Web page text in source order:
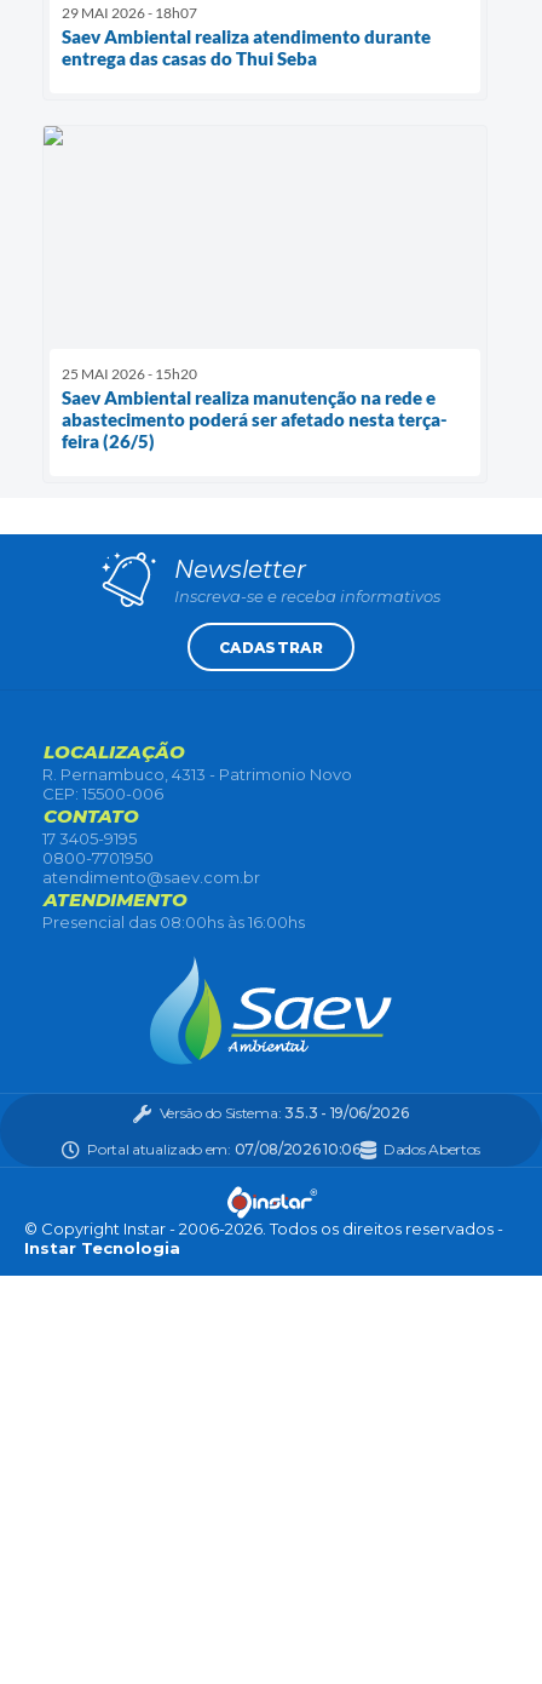
29 MAI 2026 - 18h07
Saev Ambiental realiza atendimento durante
entrega das casas do Thui Seba
25 MAI 2026 - 15h20
Saev Ambiental realiza manutenção na rede e
abastecimento poderá ser afetado nesta terça-
feira (26/5)
Newsletter
Inscreva-se e receba informativos
CADASTRAR
LOCALIZAÇÃO
R. Pernambuco, 4313 - Patrimonio Novo
CEP: 15500-006
CONTATO
17 3405-9195
0800-7701950
atendimento@saev.com.br
ATENDIMENTO
Presencial das 08:00hs às 16:00hs
Versão do Sistema: 3.5.3 - 19/06/2026
Portal atualizado em: 07/08/2026 10:06 Dados Abertos
© Copyright Instar - 2006-2026. Todos os direitos reservados -
Instar Tecnologia